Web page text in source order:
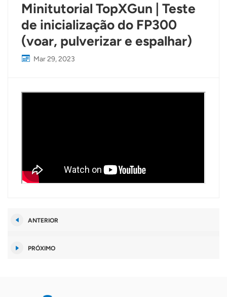
Türkçe
Tiếng Việt
Minitutorial TopXGun | Teste
de inicialização do FP300
(voar, pulverizar e espalhar)
Mar 29, 2023
ANTERIOR
PRÓXIMO